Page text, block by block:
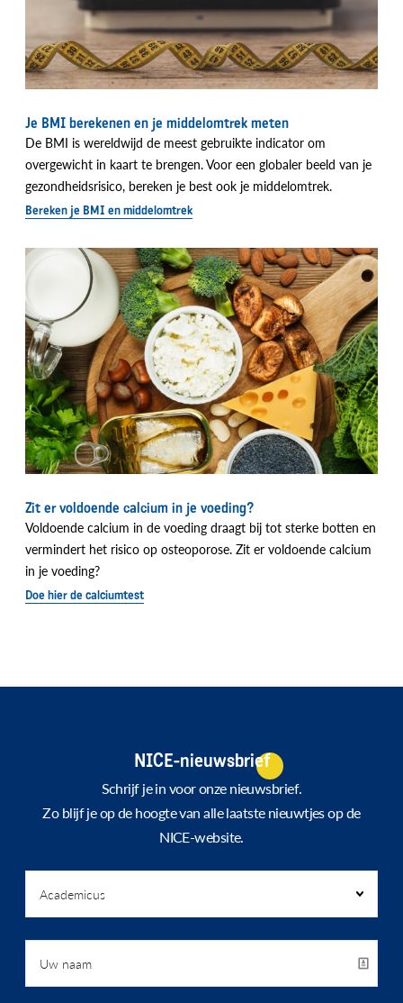
Je BMI berekenen en je middelomtrek meten
De BMI is wereldwijd de meest gebruikte indicator om
overgewicht in kaart te brengen. Voor een globaler beeld van je
gezondheidsrisico, bereken je best ook je middelomtrek.
Bereken je BMI en middelomtrek
Zit er voldoende calcium in je voeding?
Voldoende calcium in de voeding draagt bij tot sterke botten en
vermindert het risico op osteoporose. Zit er voldoende calcium
in je voeding?
Doe hier de calciumtest
NICE-nieuwsbrief
Schrijf je in voor onze nieuwsbrief.
Zo blijf je op de hoogte van alle laatste nieuwtjes op de
NICE-website.